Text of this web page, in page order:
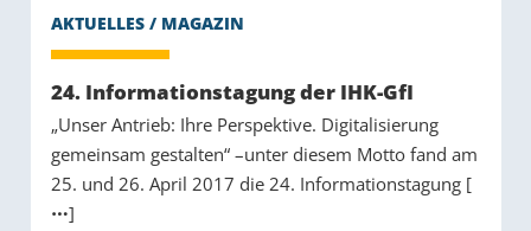
24. Informationstagung der IHK-GfI
„Unser Antrieb: Ihre Perspektive. Digitalisierung
gemeinsam gestalten“ –unter diesem Motto fand am
25. und 26. April 2017 die 24. Informationstagung [
]